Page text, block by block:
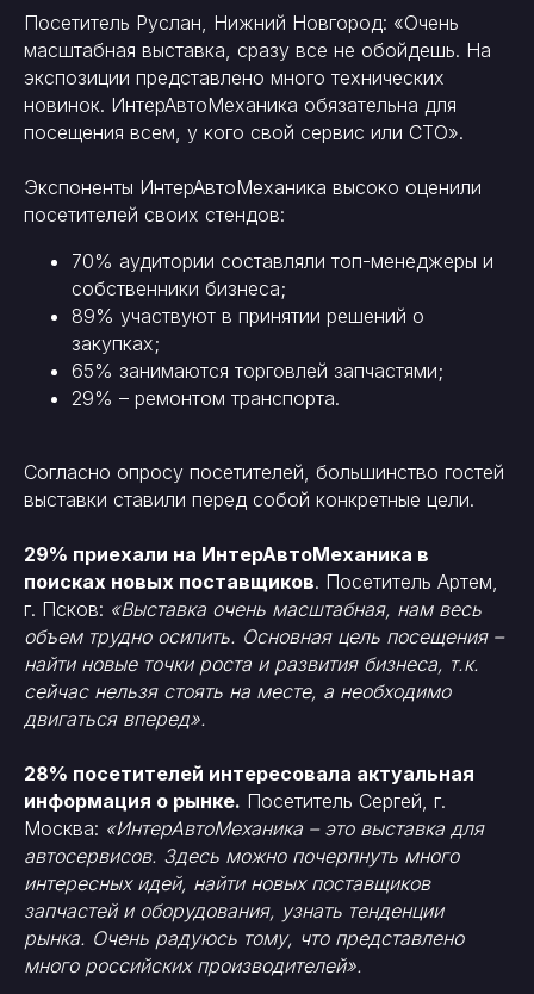
Посетитель Руслан, Нижний Новгород: «Очень
масштабная выставка, сразу все не обойдешь. На
экспозиции представлено много технических
новинок. ИнтерАвтоМеханика обязательна для
посещения всем, у кого свой сервис или СТО».
Экспоненты ИнтерАвтоМеханика высоко оценили
посетителей своих стендов:
70% аудитории составляли топ-менеджеры и
собственники бизнеса;
89% участвуют в принятии решений о
закупках;
65% занимаются торговлей запчастями;
29% – ремонтом транспорта.
Согласно опросу посетителей, большинство гостей
выставки ставили перед собой конкретные цели.
29% приехали на ИнтерАвтоМеханика в
поисках новых поставщиков. Посетитель Артем,
г. Псков: «Выставка очень масштабная, нам весь
объем трудно осилить. Основная цель посещения –
найти новые точки роста и развития бизнеса, т.к.
сейчас нельзя стоять на месте, а необходимо
двигаться вперед».
28% посетителей интересовала актуальная
информация о рынке. Посетитель Сергей, г.
Москва: «ИнтерАвтоМеханика – это выставка для
автосервисов. Здесь можно почерпнуть много
интересных идей, найти новых поставщиков
запчастей и оборудования, узнать тенденции
рынка. Очень радуюсь тому, что представлено
много российских производителей».